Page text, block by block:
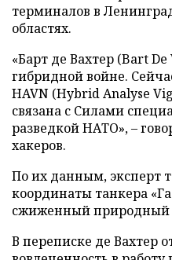
терминалов в
областях.
«Барт де Вахтер (Bart
гибридной войне.
HAVN (Hybrid Analyse
связана с Силами
разведкой НАТО», –
хакеров.
По их данным, эксперт
координаты танкера
сжиженный природный
В переписке де Вахтер